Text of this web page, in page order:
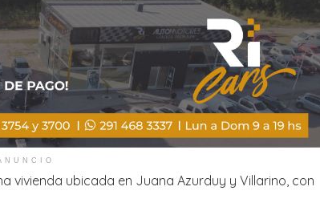
vivienda ubicada en Juana Azurduy y Villarino, con